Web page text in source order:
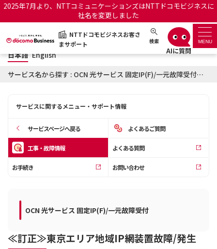
2025年7月より、NTTコミュニケーションズはNTTドコモビジネスに
社名を変更しました
NTTドコモビジネスお客さ
まサポート
検索 MENU
NTTドコモビジネスお客さまサポート 日本語 English
サポートトップ
お知らせ サポートサイトの使い方
OCNのお客さまはこちら
工事・故障情報通知サー
日本語 English
サービス名から探す : OCN 光サービス 固定IP(F)/一元故障受付に関する工事・故障情報
サービスに関するメニュー・サポート情報
サービスページへ戻る よくあるご質問
工事・故障情報 よくある質問
お手続き お問い合わせ
OCN 光サービス 固定IP(F)/一元故障受付
≪訂正≫東京エリア地域IP網装置故障/発生